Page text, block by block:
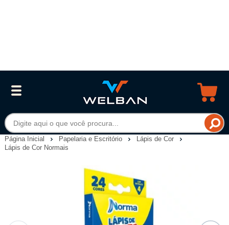
Página Inicial Papelaria e Escritório
Lápis de Cor
Lápis de Cor Normais